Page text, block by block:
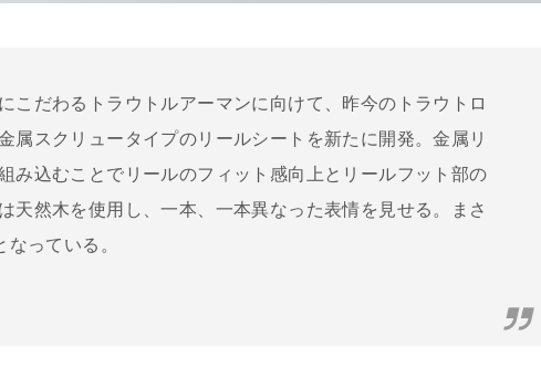
こだわるトラウトルアーマンに向けて、昨今のトラウトロ
属スクリュータイプのリールシートを新たに開発。金属リ
み込むことでリールのフィット感向上とリールフット部の
天然木を使用し、一本、一本異なった表情を見せる。まさ
なっている。